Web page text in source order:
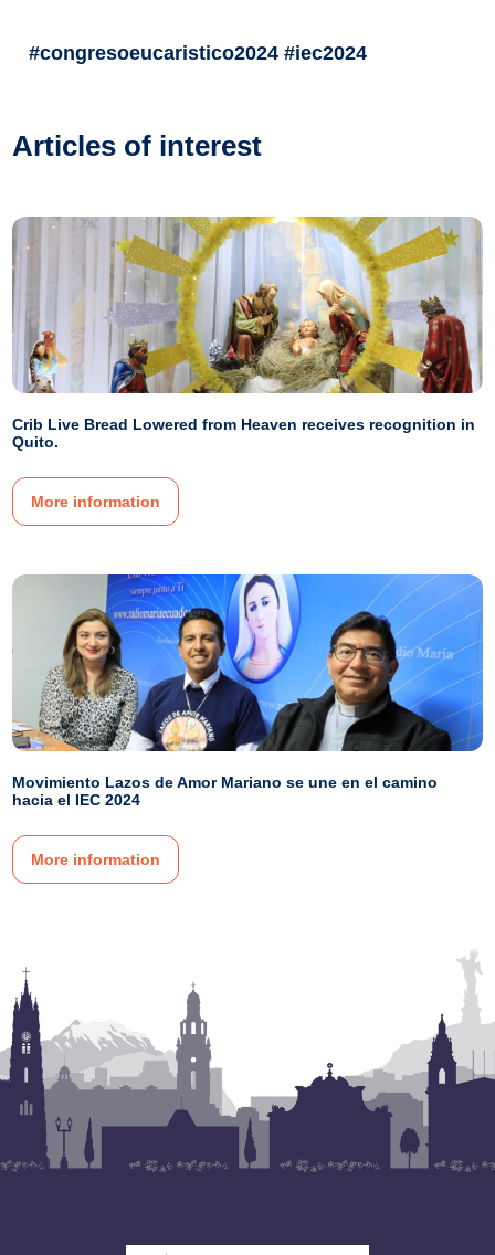
#congresoeucaristico2024 #iec2024
Articles of interest
Crib Live Bread Lowered from Heaven receives recognition in
Quito.
More information
Movimiento Lazos de Amor Mariano se une en el camino
hacia el IEC 2024
More information